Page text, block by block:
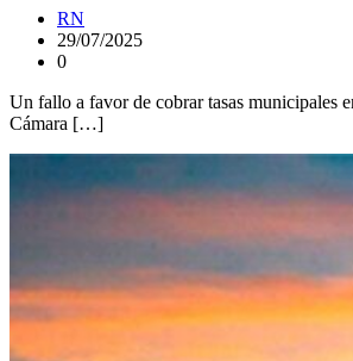
RN
29/07/2025
0
Un fallo a favor de cobrar tasas municipales
Cámara […]